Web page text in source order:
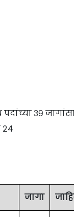
३९
२४
जागा